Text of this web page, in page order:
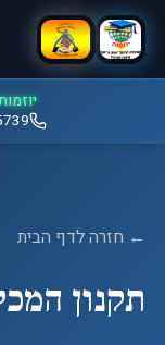
← חזרה לדף הבית
תקנון